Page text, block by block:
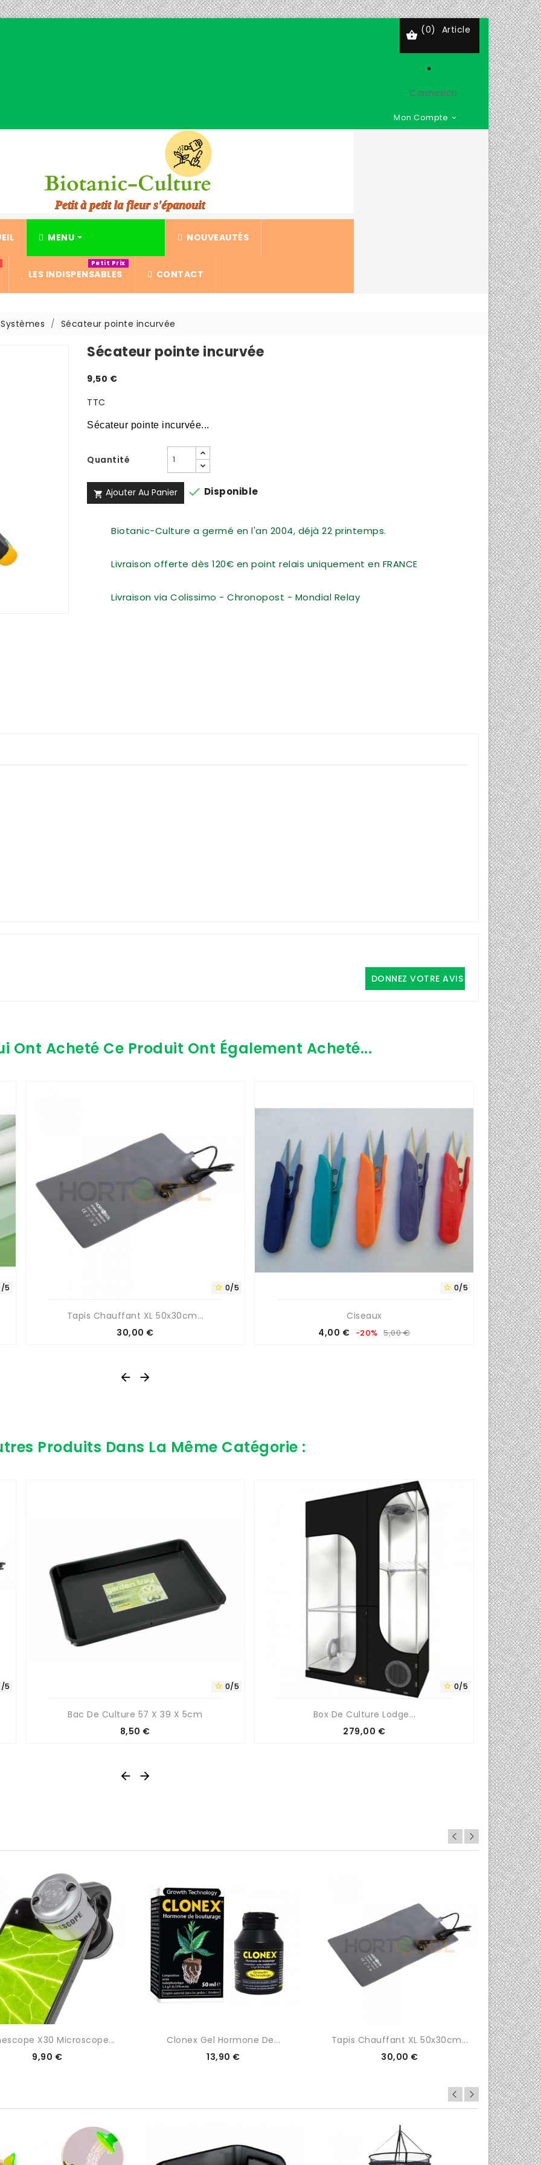
 (0) Article
Connexion
Mon Compte 
MENU NOUVEAUTÉS
LES INDISPENSABLES
Petit Prix
CONTACT
Sécateur pointe incurvée
Sécateur pointe incurvée
9,50 €
TTC
Sécateur pointe incurvée...
Quantité
 Ajouter Au Panier  Disponible
Biotanic-Culture a germé en l'an 2004, déjà 22 printemps.
Livraison offerte dès 120€ en point relais uniquement en FRANCE
Livraison via Colissimo - Chronopost - Mondial Relay
DONNEZ VOTRE AVIS
Ont Acheté Ce Produit Ont Également Acheté...
5  0/5
Tapis Chauffant XL 50x30cm...
Prix
30,00 €
 0/5
Ciseaux
Prix
4,00 € Prix
-20% 5,00 €
 
Produits Dans La Même Catégorie :
5  0/5
Bac De Culture 57 X 39 X 5cm
Prix
8,50 €
 0/5
Box De Culture Lodge...
Prix
279,00 €
 
 0/5
X30 Microscope...
Prix
9,90 €
 0/5
Clonex Gel Hormone De...
Prix
13,90 €
 0/5
Tapis Chauffant XL 50x30cm...
Prix
30,00 €
 0/5  0/5  0/5